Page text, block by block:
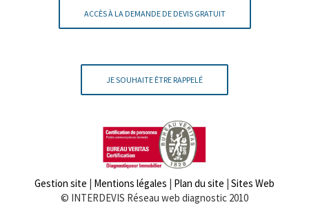
ACCÈS À LA DEMANDE DE DEVIS GRATUIT
JE SOUHAITE ÊTRE RAPPELÉ
Gestion site | Mentions légales | Plan du site | Sites Web
© INTERDEVIS Réseau web diagnostic 2010